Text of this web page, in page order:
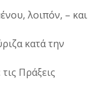
λοιπόν, – και
κατά την
Πράξεις